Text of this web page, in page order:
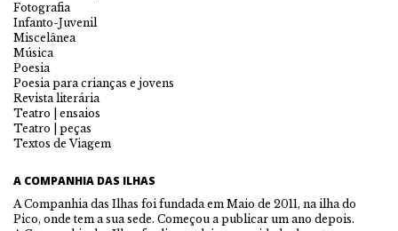
Fotografia
Infanto-Juvenil
Miscelânea
Música
Poesia
Poesia para crianças e jovens
Revista literária
Teatro | ensaios
Teatro | peças
Textos de Viagem
A COMPANHIA DAS ILHAS
A Companhia das Ilhas foi fundada em Maio de 2011, na ilha do
Pico, onde tem a sua sede. Começou a publicar um ano depois.